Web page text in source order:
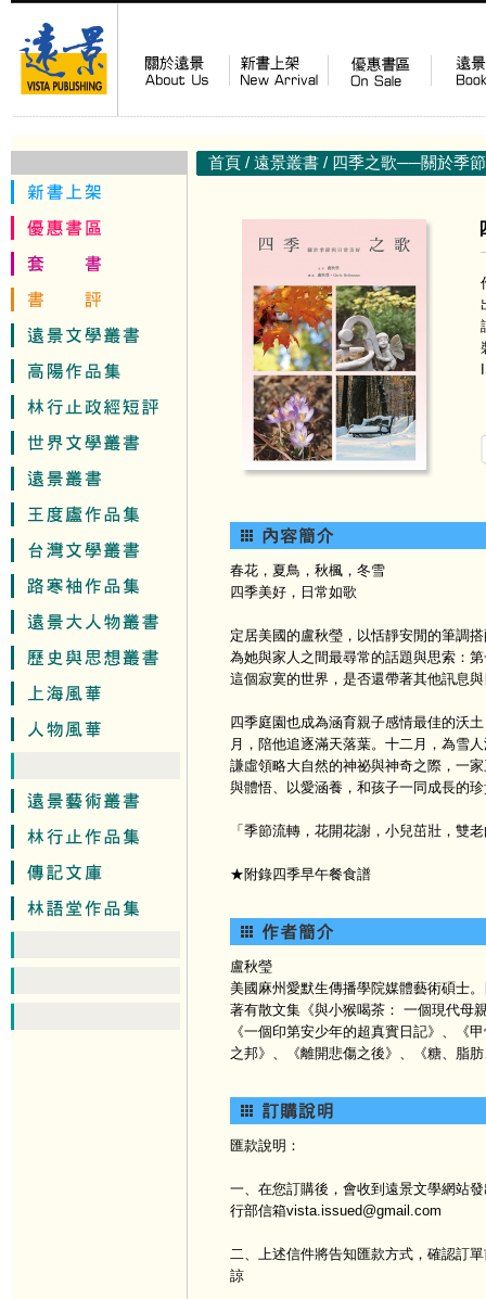
首頁 / 遠景叢書 / 四季之歌──關於季
春花，夏鳥，秋楓，冬雪
四季美好，日常如歌
定居美國的盧秋瑩，以恬靜安閒的筆調
為她與家人之間最尋常的話題與思索：
這個寂寞的世界，是否還帶著其他訊息
四季庭園也成為涵育親子感情最佳的沃
月，陪他追逐滿天落葉。十二月，為雪
謙虛領略大自然的神祕與神奇之際，一
與體悟、以愛涵養，和孩子一同成長的
「季節流轉，花開花謝，小兒茁壯，雙
★附錄四季早午餐食譜
盧秋瑩
美國麻州愛默生傳播學院媒體藝術碩士
著有散文集《與小猴喝茶： 一個現代母
《一個印第安少年的超真實日記》、《
之邦》、《離開悲傷之後》、《糖、脂
匯款說明：
一、在您訂購後，會收到遠景文學網站
行部信箱vista.issued@gmail.com
二、上述信件將告知匯款方式，確認訂
諒